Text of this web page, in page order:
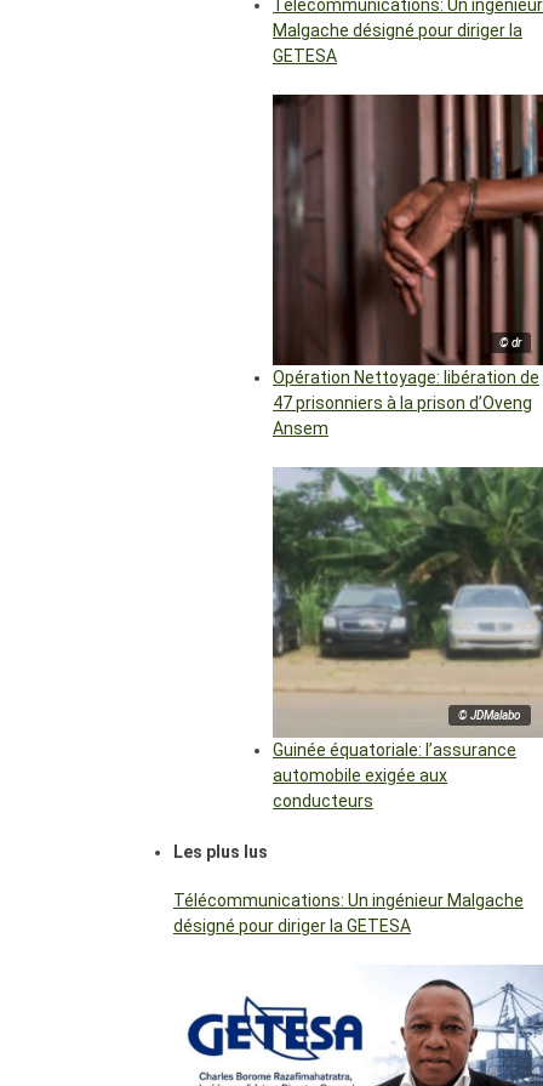
Télécommunications: Un ingénieur
Malgache désigné pour diriger la
GETESA
© dr
Opération Nettoyage: libération de
47 prisonniers à la prison d’Oveng
Ansem
© JDMalabo
Guinée équatoriale: l’assurance
automobile exigée aux
conducteurs
Les plus lus
Télécommunications: Un ingénieur Malgache
désigné pour diriger la GETESA